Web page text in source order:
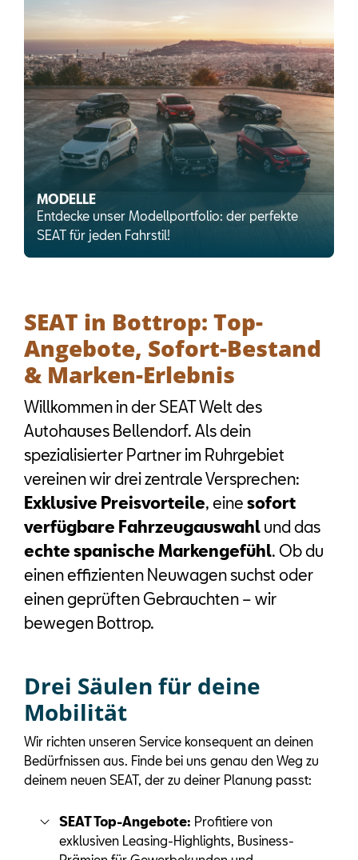
MODELLE
Entdecke unser Modellportfolio: der perfekte
SEAT für jeden Fahrstil!
SEAT in Bottrop: Top-
Angebote, Sofort-Bestand
& Marken-Erlebnis
Willkommen in der SEAT Welt des
Autohauses Bellendorf. Als dein
spezialisierter Partner im Ruhrgebiet
vereinen wir drei zentrale Versprechen:
Exklusive Preisvorteile, eine sofort
verfügbare Fahrzeugauswahl und das
echte spanische Markengefühl. Ob du
einen effizienten Neuwagen suchst oder
einen geprüften Gebrauchten – wir
bewegen Bottrop.
Drei Säulen für deine
Mobilität
Wir richten unseren Service konsequent an deinen
Bedürfnissen aus. Finde bei uns genau den Weg zu
deinem neuen SEAT, der zu deiner Planung passt:
SEAT Top-Angebote: Profitiere von
exklusiven Leasing-Highlights, Business-